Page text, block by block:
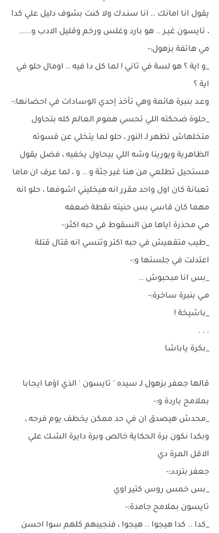
يقول انا امانك .. انا سنـدك ولا كنت بشوف دليل علي كدا
، تايسون غيـر .. هو بارد وغلس ورخم وقليل الادب و.....
مي هاتفة بزهول:-
_و اية ؟ هو لسة في تاني ! لما كل دا فيه .. اومال حلو في
اية ؟
وعـد بنبرة هائمة وهي تأخذ إحدي الوسادات في احضانها:-
_حلوة ضحكته اللي تحسي هموم العالم كله بتحاول
متخلهاش تظهر لـ النور ، حلو لما يتخلي عن قسوته
الظاهرية ويورينا وشه اللي بيحاول يخفيه ، فضل يقول
مستحيل تطلعي من هنا غير جثة و .. و ، لما عرف ان ماما
تعبانة كان اول واحد مقرر انه هيخليني اشوفها ، حلو انه
مهما كان قاسي بس حنيته نقطة ضعفه
مـي محذرة اياها من السقوط في حبه اكثر:-
_طيب متقعيش في حبه اكتر وتنسي انه قتال قتلة
اعتدلت في جلستها و:-
_بس انا مبحبوش ..
مـي بنبرة ساخرة:-
_باشيخة !
. . .
_بكرة ياباشا
قالها جعفر بزهول لـ سيده ' تايسون ' الذي اؤما ايجابا
بملامح باردة و:-
_محدش هيصدق ان في حد ممكن يخطف يوم فرحه ،
وبكدا نكون برة الحكاية خالص وبرة دايرة الشـك علي
الاقل المرة دي
جعفر بتردد:-
_بس خمس روس كتير اوي
تايسون بملامح جامدة:-
_كدا .. كدا هيجوا .. هيجوا ، فنجيبهم كلهم سوا احسن